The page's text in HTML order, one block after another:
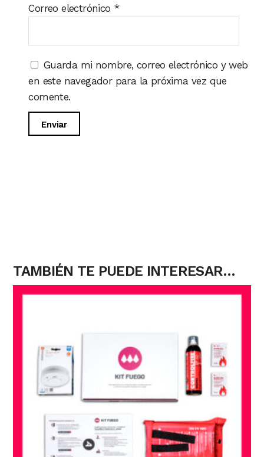
Correo electrónico *
Guarda mi nombre, correo electrónico y web
en este navegador para la próxima vez que
comente.
TAMBIÉN TE PUEDE INTERESAR…